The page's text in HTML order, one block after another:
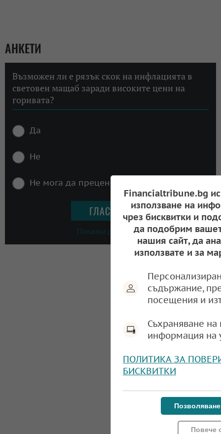
АНКЕТИ
Възможен ли е рязък скок на инфлацията в
световен мащаб заради високите цени на
горивата?
Да
Не
Не мога да преценя
Покажи резултати
Financialtribune.bg
използване на
чрез бисквитки и
да подобрим
нашия сайт, да
използвате и за
съдържание,
посещения и
Съхраняване
информация на
ПОЛИТИКА ЗА
БИСКВИТКИ
Повече